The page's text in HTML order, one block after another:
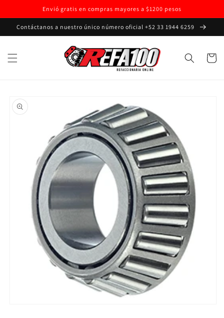
directamente
al contenido
Envió gratis en compras mayores a $1200 pesos
Contáctanos a nuestro único número oficial +52 33 1944 6259
Carrito
a la
información